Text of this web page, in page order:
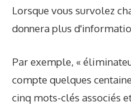
Lorsque vous survolez
donnera plus
Par exemple, «
compte quelques
cinq mots-clés associés